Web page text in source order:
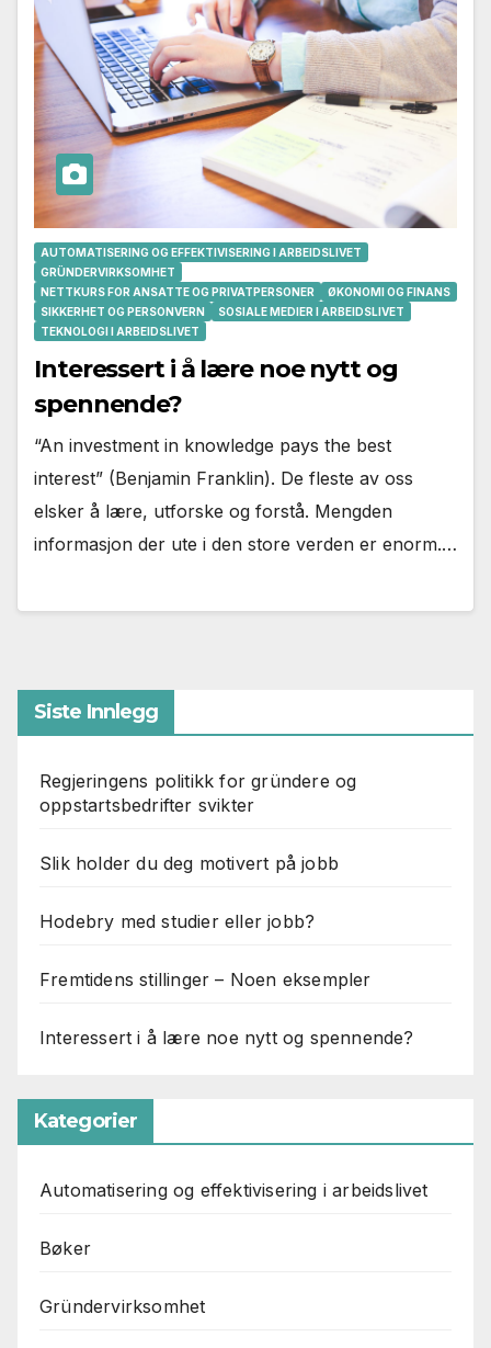
AUTOMATISERING OG EFFEKTIVISERING I ARBEIDSLIVET
GRÜNDERVIRKSOMHET
NETTKURS FOR ANSATTE OG PRIVATPERSONER
ØKONOMI OG FINANS
SIKKERHET OG PERSONVERN
SOSIALE MEDIER I ARBEIDSLIVET
TEKNOLOGI I ARBEIDSLIVET
Interessert i å lære noe nytt og
spennende?
“An investment in knowledge pays the best
interest” (Benjamin Franklin). De fleste av oss
elsker å lære, utforske og forstå. Mengden
informasjon der ute i den store verden er enorm.…
Siste Innlegg
Regjeringens politikk for gründere og
oppstartsbedrifter svikter
Slik holder du deg motivert på jobb
Hodebry med studier eller jobb?
Fremtidens stillinger – Noen eksempler
Interessert i å lære noe nytt og spennende?
Kategorier
Automatisering og effektivisering i arbeidslivet
Bøker
Gründervirksomhet